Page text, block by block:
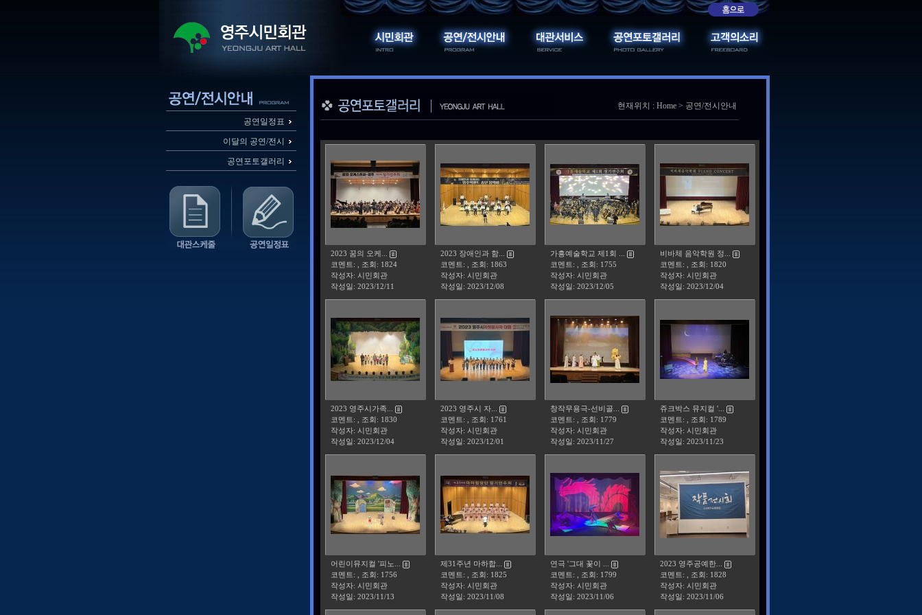
공연일정표
이달의 공연/전시
공연포토갤러리
현재위치 : Home > 공연/전시안내
2023 꿈의 오케...
코멘트: , 조회: 1824
작성자: 시민회관
작성일: 2023/12/11
2023 장애인과 함...
코멘트: , 조회: 1863
작성자: 시민회관
작성일: 2023/12/08
가흥예술학교 제1회 ...
코멘트: , 조회: 1755
작성자: 시민회관
작성일: 2023/12/05
비바체 음악학원 정...
코멘트: , 조회: 1820
작성자: 시민회관
작성일: 2023/12/04
2023 영주시가족...
코멘트: , 조회: 1830
작성자: 시민회관
작성일: 2023/12/04
2023 영주시 자...
코멘트: , 조회: 1761
작성자: 시민회관
작성일: 2023/12/01
창작무용극-선비골...
코멘트: , 조회: 1779
작성자: 시민회관
작성일: 2023/11/27
쥬크박스 뮤지컬 '...
코멘트: , 조회: 1789
작성자: 시민회관
작성일: 2023/11/23
어린이뮤지컬 '피노...
코멘트: , 조회: 1756
작성자: 시민회관
작성일: 2023/11/13
제31주년 마하합...
코멘트: , 조회: 1825
작성자: 시민회관
작성일: 2023/11/08
연극 '그대 꽃이 ...
코멘트: , 조회: 1799
작성자: 시민회관
작성일: 2023/11/06
2023 영주공예한...
코멘트: , 조회: 1828
작성자: 시민회관
작성일: 2023/11/06